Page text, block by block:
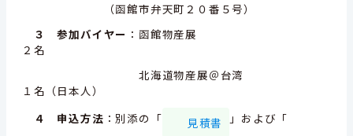
（函館市弁天町２０番５号）
３ 参加バイヤー ：函館物産展
２名
北海道物産展＠台湾
１名（日本人）
４ 申込方法 ：別添の「 見積書 」および「